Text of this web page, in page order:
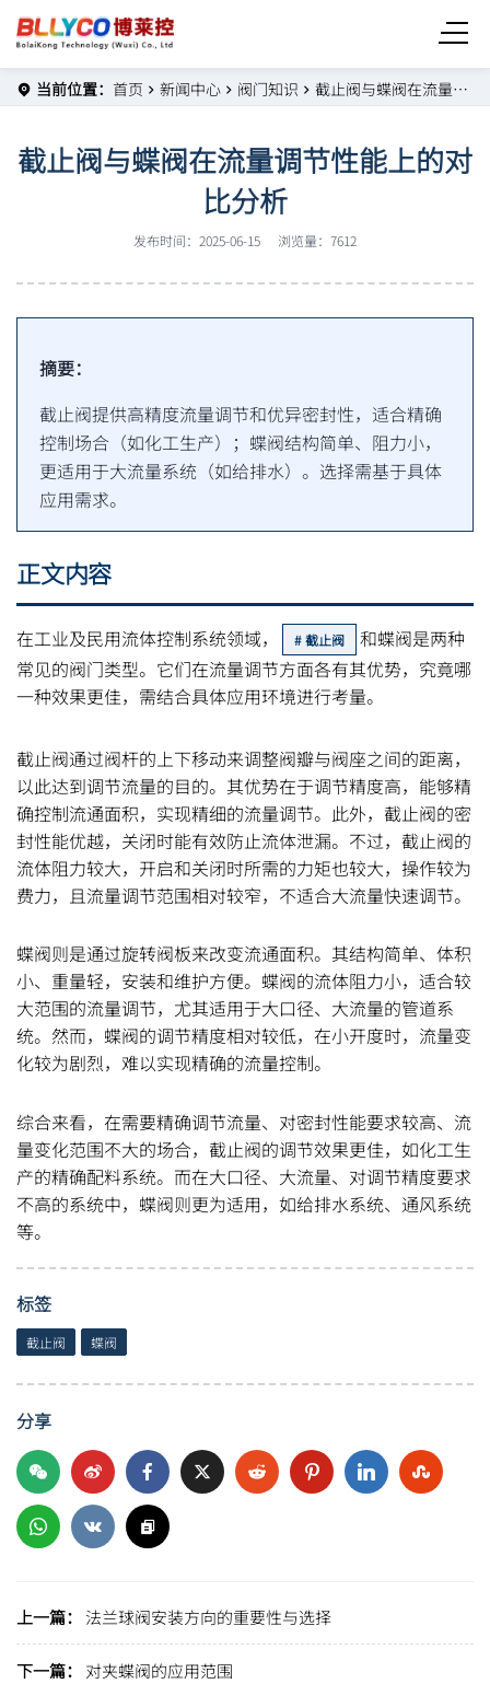
当前位置： 首页 新闻中心 阀门知识 截止阀与蝶阀在流量调节性能上的对比分析
截止阀与蝶阀在流量调节性能上的对
比分析
发布时间：2025-06-15 浏览量：7612
摘要：
截止阀提供高精度流量调节和优异密封性，适合精确
控制场合（如化工生产）；蝶阀结构简单、阻力小，
更适用于大流量系统（如给排水）。选择需基于具体
应用需求。
正文内容
在工业及民用流体控制系统领域， 截止阀
和蝶阀是两种
常见的阀门类型。它们在流量调节方面各有其优势，究竟哪
一种效果更佳，需结合具体应用环境进行考量。
截止阀通过阀杆的上下移动来调整阀瓣与阀座之间的距离，
以此达到调节流量的目的。其优势在于调节精度高，能够精
确控制流通面积，实现精细的流量调节。此外，截止阀的密
封性能优越，关闭时能有效防止流体泄漏。不过，截止阀的
流体阻力较大，开启和关闭时所需的力矩也较大，操作较为
费力，且流量调节范围相对较窄，不适合大流量快速调节。
蝶阀则是通过旋转阀板来改变流通面积。其结构简单、体积
小、重量轻，安装和维护方便。蝶阀的流体阻力小，适合较
大范围的流量调节，尤其适用于大口径、大流量的管道系
统。然而，蝶阀的调节精度相对较低，在小开度时，流量变
化较为剧烈，难以实现精确的流量控制。
综合来看，在需要精确调节流量、对密封性能要求较高、流
量变化范围不大的场合，截止阀的调节效果更佳，如化工生
产的精确配料系统。而在大口径、大流量、对调节精度要求
不高的系统中，蝶阀则更为适用，如给排水系统、通风系统
等。
标签
截止阀 蝶阀
分享
上一篇： 法兰球阀安装方向的重要性与选择
下一篇： 对夹蝶阀的应用范围